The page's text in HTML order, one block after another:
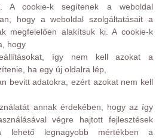
A cookie-k segítenek a weboldal
hogy a weboldal szolgáltatásait a
megfelelően alakítsuk ki. A cookie-k
hogy
így nem kell azokat a
ha egy új oldalra lép,
bevitt adatokra, ezért azokat nem kell
annak érdekében, hogy az így
végre hajtott fejlesztések
lehető legnagyobb mértékben a